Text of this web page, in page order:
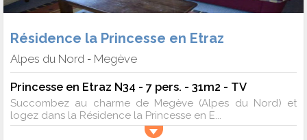
Résidence la Princesse en Etraz
Alpes du Nord - Megève
Princesse en Etraz N34 - 7 pers. - 31m2 - TV
Succombez au charme de Megève (Alpes du Nord) et
logez dans la Résidence la Princesse en E...